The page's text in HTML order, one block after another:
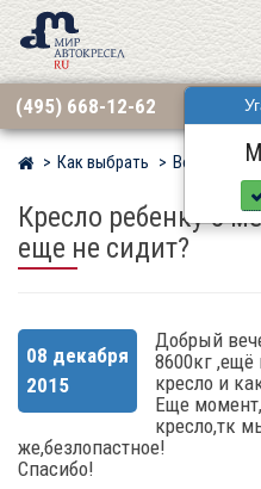
(495) 668-12-62
Мир детских автокресел
Как выбрать Вопросы
Кресло ребенку 5
еще не сидит?
08 декабря
2015
Добрый
8600кг
кресло и
Еще
кресло,тк
же,безлопастное!
Спасибо!